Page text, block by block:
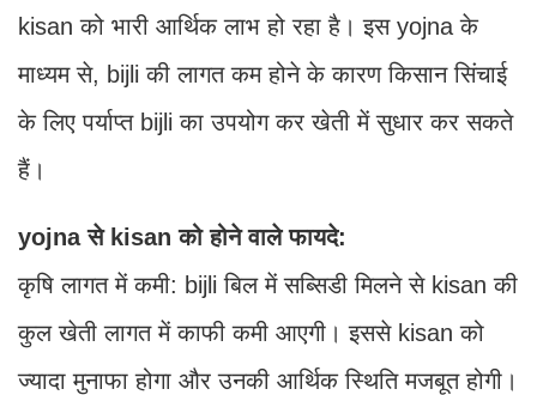
kisan को भारी आर्थिक लाभ हो रहा है। इस yojna के
माध्यम से, bijli की लागत कम होने के कारण किसान सिंचाई
के लिए पर्याप्त bijli का उपयोग कर खेती में सुधार कर सकते
हैं।
yojna से kisan को होने वाले फायदे:
कृषि लागत में कमी: bijli बिल में सब्सिडी मिलने से kisan की
कुल खेती लागत में काफी कमी आएगी। इससे kisan को
ज्यादा मुनाफा होगा और उनकी आर्थिक स्थिति मजबूत होगी।